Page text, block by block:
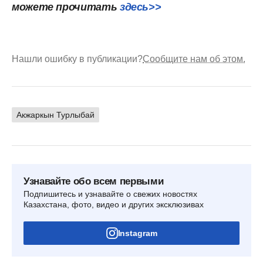
можете прочитать здесь>>
Нашли ошибку в публикации?Сообщите нам об этом.
Акжаркын Турлыбай
Узнавайте обо всем первыми
Подпишитесь и узнавайте о свежих новостях
Казахстана, фото, видео и других эксклюзивах
Instagram